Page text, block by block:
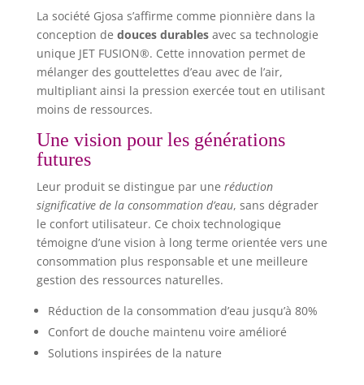
La société Gjosa s’affirme comme pionnière dans la
conception de douces durablesavec sa technologie
unique JET FUSION®. Cette innovation permet de
mélanger des gouttelettes d’eau avec de l’air,
multipliant ainsi la pression exercée tout en utilisant
moins de ressources.
Une vision pour les générations
futures
Leur produit se distingue par une réduction
significative de la consommation d’eau, sans dégrader
le confort utilisateur. Ce choix technologique
témoigne d’une vision à long terme orientée vers une
consommation plus responsable et une meilleure
gestion des ressources naturelles.
Réduction de la consommation d’eau jusqu’à 80%
Confort de douche maintenu voire amélioré
Solutions inspirées de la nature